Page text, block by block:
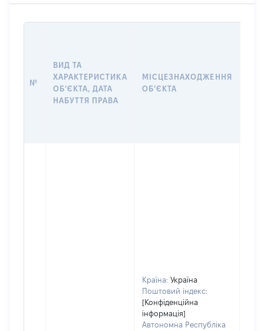
№
ВИД ТА
ХАРАКТЕРИСТИКА
ОБʼЄКТА, ДАТА
НАБУТТЯ ПРАВА
МІСЦЕЗНАХОДЖЕННЯ
ОБʼЄКТА
Країна: Україна
Поштовий індекс:
[Конфіденційна
інформація]
Автономна Республіка